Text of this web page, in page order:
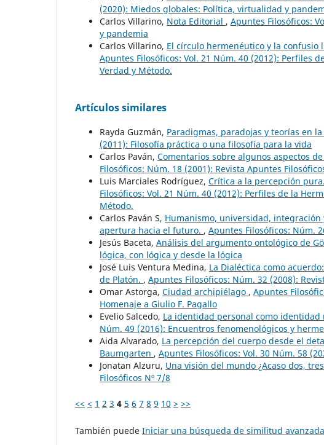
(2020): Miedos globales: Política, virtualidad y
Carlos Villarino, Nota Editorial , Apuntes Filosóficos:
y pandemia
Carlos Villarino, El círculo hermenéutico y la
Apuntes Filosóficos: Vol. 21 Núm. 40 (2012): Perfiles
Verdad y Método.
Artículos similares
Rayda Guzmán, Paradigmas, paradojas y teorías en
(2011): Filosofía práctica o una filosofía para la vida
Carlos Paván, Comentarios sobre algunos aspectos
Filosóficos: Núm. 18 (2001): Revista Apuntes
Luis Marciales Rodríguez, Crítica a la percepción
Filosóficos: Vol. 21 Núm. 40 (2012): Perfiles de la
Método.
Carlos Paván S, Humanismo, universidad,
apertura hacia el futuro. , Apuntes Filosóficos: Núm.
Jesús Baceta, Análisis del argumento ontológico de
lógica, con lógica y desde la lógica
José Luis Ventura Medina, La Dialéctica como
de Platón. , Apuntes Filosóficos: Núm. 32 (2008):
Omar Astorga, Ciudad archipiélago , Apuntes
Homenaje a Giulio F. Pagallo
Evelio Salcedo, La identidad personal como identidad
Núm. 49 (2016): Encuentros fenomenológicos y
Aida Alvarado, La percepción del cuerpo desde el
Baumgarten , Apuntes Filosóficos: Vol. 30 Núm. 58
Jonatan Alzuru, Una visión del mundo ¿Acaso dos,
Filosóficos Nº 7/8
<< < 1 2 3 4 5 6 7 8 9 10 > >>
También puede Iniciar una búsqueda de similitud avanzada